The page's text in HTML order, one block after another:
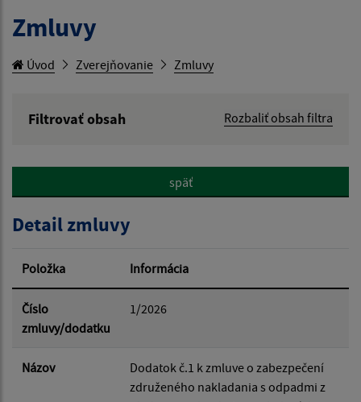
Zmluvy
Úvod Zverejňovanie Zmluvy
Filtrovať obsah
Rozbaliť obsah filtra
Hľadať v:
Dátum od:
Dátum do:
späť
Detail zmluvy
Položka Informácia
Číslo
zmluvy/dodatku
1/2026
Názov
Dodatok č.1 k zmluve o zabezpečení
združeného nakladania s odpadmi z